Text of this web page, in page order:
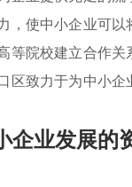
，使中小企业可
等院校建立合作
区致力于为中小
企业发展的